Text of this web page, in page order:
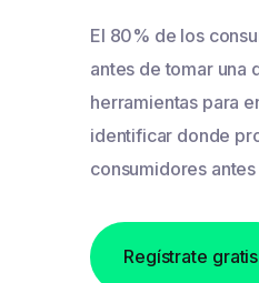
El 80% de los
antes de tomar una
herramientas para
identificar donde
consumidores
Regístrate gratis